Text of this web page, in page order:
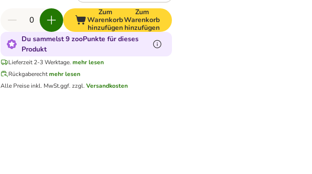
Zum
Warenkorb
hinzufügen
Zum
Warenkorb
hinzufügen
Du sammelst 9 zooPunkte für dieses
Produkt
Lieferzeit 2-3 Werktage. mehr lesen
Rückgaberechtmehr lesen
Alle Preise inkl. MwSt.ggf. zzgl. Versandkosten